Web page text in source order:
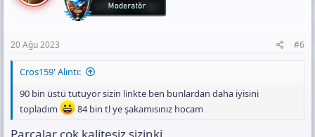
20 Ağu 2023 #6
Cros159' Alıntı:
90 bin üstü tutuyor sizin linkte ben bunlardan daha iyisini
topladım
84 bin tl ye şakamısınız hocam